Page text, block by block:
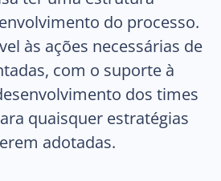
do processo.
às ações necessárias de
com o suporte à
dos times
quaisquer estratégias
adotadas.